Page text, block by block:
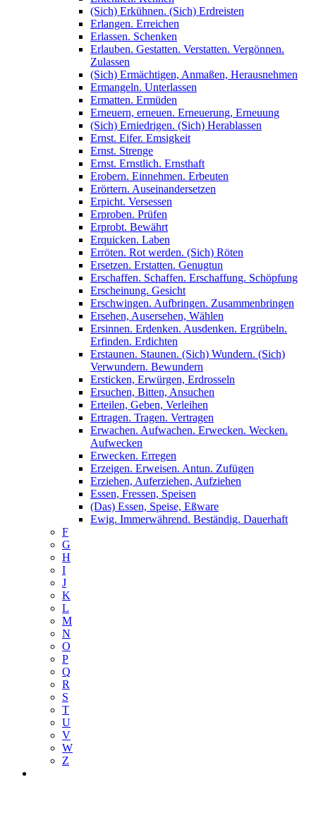
(Sich) Erkühnen. (Sich) Erdreisten
Erlangen. Erreichen
Erlassen. Schenken
Erlauben. Gestatten. Verstatten. Vergönnen.
Zulassen
(Sich) Ermächtigen, Anmaßen, Herausnehmen
Ermangeln. Unterlassen
Ermatten. Ermüden
Erneuern, erneuen. Erneuerung, Erneuung
(Sich) Erniedrigen. (Sich) Herablassen
Ernst. Eifer. Emsigkeit
Ernst. Strenge
Ernst. Ernstlich. Ernsthaft
Erobern. Einnehmen. Erbeuten
Erörtern. Auseinandersetzen
Erpicht. Versessen
Erproben. Prüfen
Erprobt. Bewährt
Erquicken. Laben
Erröten. Rot werden. (Sich) Röten
Ersetzen. Erstatten. Genugtun
Erschaffen. Schaffen. Erschaffung. Schöpfung
Erscheinung. Gesicht
Erschwingen. Aufbringen. Zusammenbringen
Ersehen, Ausersehen, Wählen
Ersinnen. Erdenken. Ausdenken. Ergrübeln.
Erfinden. Erdichten
Erstaunen. Staunen. (Sich) Wundern. (Sich)
Verwundern. Bewundern
Ersticken, Erwürgen, Erdrosseln
Ersuchen, Bitten, Ansuchen
Erteilen, Geben, Verleihen
Ertragen. Tragen. Vertragen
Erwachen. Aufwachen. Erwecken. Wecken.
Aufwecken
Erwecken. Erregen
Erzeigen. Erweisen. Antun. Zufügen
Erziehen, Auferziehen, Aufziehen
Essen, Fressen, Speisen
(Das) Essen, Speise, Eßware
Ewig. Immerwährend. Beständig. Dauerhaft
F
G
H
I
J
K
L
M
N
O
P
Q
R
S
T
U
V
W
Z